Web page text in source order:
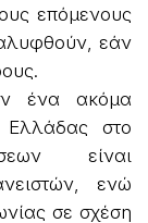
επόμενους
εάν
ένα ακόμα
στο
είναι
ενώ
σε σχέση